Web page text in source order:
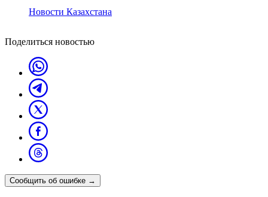
Новости Казахстана
Поделиться новостью
Сообщить об ошибке →